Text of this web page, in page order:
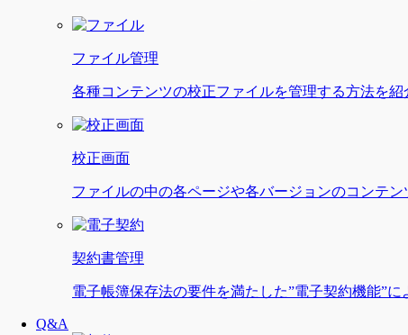
ファイル管理
各種コンテンツの校正ファイルを管理する方法を
校正画面
ファイルの中の各ページや各バージョンのコンテ
契約書管理
電子帳簿保存法の要件を満たした”電子契約機能”
Q&A